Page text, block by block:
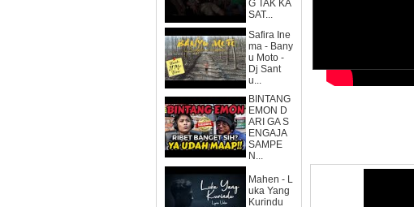
G TAK KA
SAT...
Safira Ine
ma - Bany
u Moto -
Dj Sant
u...
BINTANG
EMON D
ARI GA S
ENGAJA
SAMPE
N...
Mahen - L
uka Yang
Kurindu